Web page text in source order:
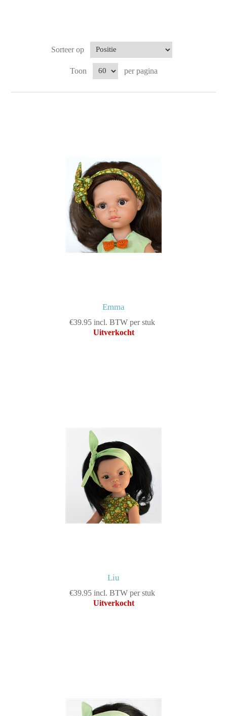
Sorteer op
Toon per pagina
Emma
€39.95 incl. BTW per stuk
Uitverkocht
Liu
€39.95 incl. BTW per stuk
Uitverkocht